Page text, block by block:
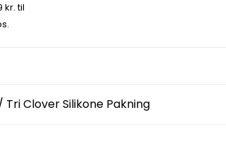
kr. til
Tri Clover Silikone Pakning